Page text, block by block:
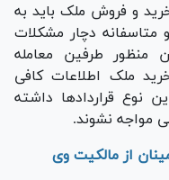
و فروش ملک باید به
دچار مشکلات
منظور طرفین معامله
ملک اطلاعات کافی
نوع قرارداد‌ها داشته
مواجه نشوند.
از مالکیت وی